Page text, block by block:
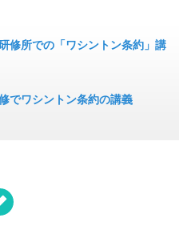
修所での「ワシントン条約」講
でワシントン条約の講義